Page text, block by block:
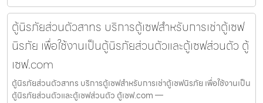
ตู้นิรภัยส่วนตัวสาทร บริการตู้เซฟสำหรับการเช่าตู้เซฟ
นิรภัย เพื่อใช้งานเป็นตู้นิรภัยส่วนตัวและตู้เซฟส่วนตัว ตู้
เซฟ.com
ตู้นิรภัยส่วนตัวสาทร บริการตู้เซฟสำหรับการเช่าตู้เซฟนิรภัย เพื่อใช้งานเป็น
ตู้นิรภัยส่วนตัวและตู้เซฟส่วนตัว ตู้เซฟ.com —